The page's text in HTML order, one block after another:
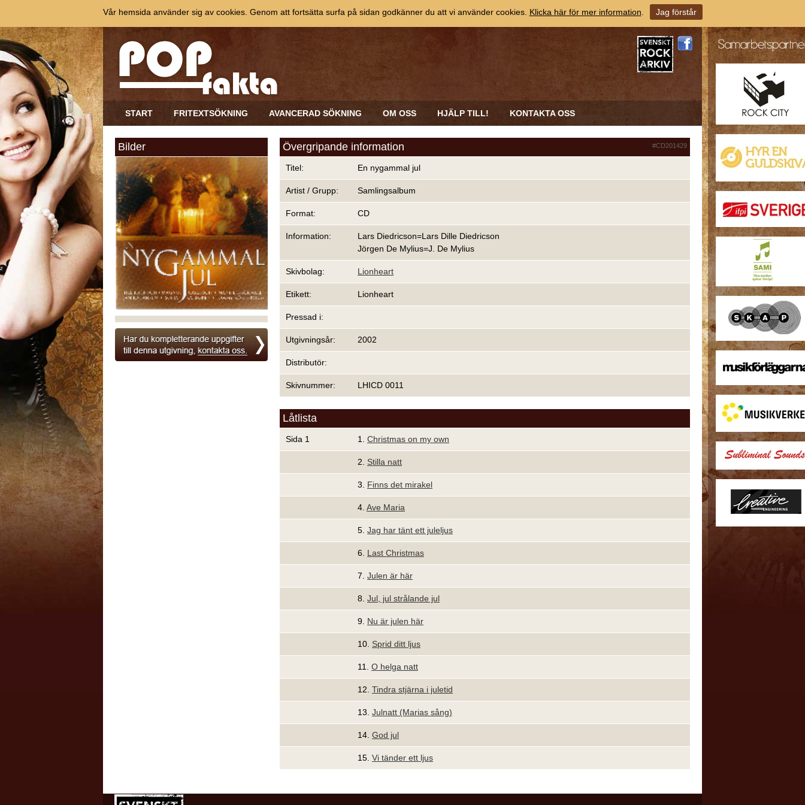
START FRITEXTSÖKNING AVANCERAD SÖKNING OM OSS HJÄLP TILL! KONTAKTA OSS
Bilder Övergripande information #CD201429
Titel: En nygammal jul
Artist / Grupp: Samlingsalbum
Format: CD
Information:
Lars Diedricson=Lars Dille Diedricson
Jörgen De Mylius=J. De Mylius
Skivbolag: Lionheart
Etikett: Lionheart
Pressad i:
Utgivningsår: 2002
Distributör:
Skivnummer: LHICD 0011
Låtlista
Sida 1 1. Christmas on my own
2. Stilla natt
3. Finns det mirakel
4. Ave Maria
5. Jag har tänt ett juleljus
6. Last Christmas
7. Julen är här
8. Jul, jul strålande jul
9. Nu är julen här
10. Sprid ditt ljus
11. O helga natt
12. Tindra stjärna i juletid
13. Julnatt (Marias sång)
14. God jul
15. Vi tänder ett ljus
Vår hemsida använder sig av cookies. Genom att fortsätta surfa på sidan godkänner du att vi använder cookies. Klicka här för mer information Jag förstår